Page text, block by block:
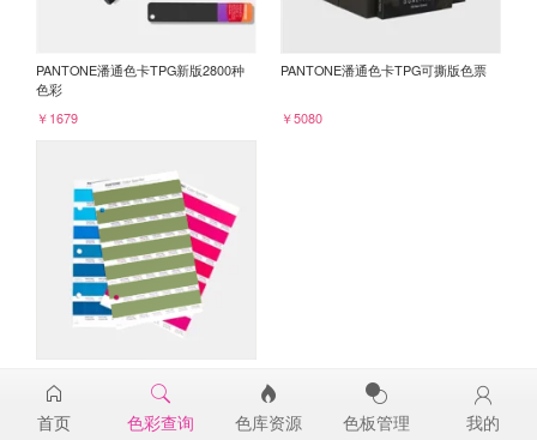
PANTONE潘通色卡TPG新版2800种
色彩
￥1679
PANTONE潘通色卡TPG可撕版色票
￥5080
18-0332TPG
￥98
首页 色彩查询 色库资源 色板管理 我的